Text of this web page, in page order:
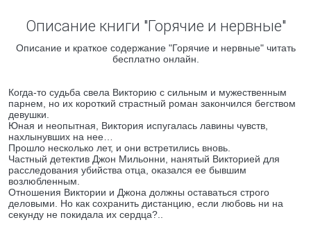
Описание книги "Горячие и нервные"
Описание и краткое содержание "Горячие и нервные" читать
бесплатно онлайн.
Когда-то судьба свела Викторию с сильным и мужественным
парнем, но их короткий страстный роман закончился бегством
девушки.
Юная и неопытная, Виктория испугалась лавины чувств,
нахлынувших на нее…
Прошло несколько лет, и они встретились вновь.
Частный детектив Джон Мильонни, нанятый Викторией для
расследования убийства отца, оказался ее бывшим
возлюбленным.
Отношения Виктории и Джона должны оставаться строго
деловыми. Но как сохранить дистанцию, если любовь ни на
секунду не покидала их сердца?..